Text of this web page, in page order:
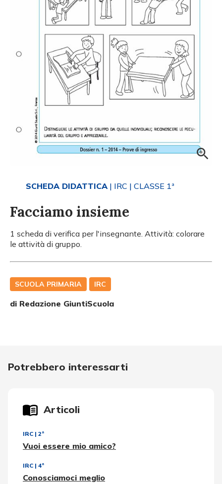
SCHEDA DIDATTICA | IRC | CLASSE 1ª
Facciamo insieme
1 scheda di verifica per l'insegnante. Attività: colorare
le attività di gruppo.
SCUOLA PRIMARIA IRC
di Redazione GiuntiScuola
Potrebbero interessarti
Articoli
IRC | 2ª
Vuoi essere mio amico?
IRC | 4ª
Conosciamoci meglio